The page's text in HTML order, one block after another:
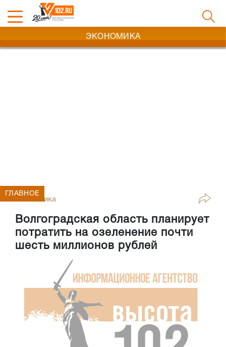
ЭКОНОМИКА
Экономика
Волгоградская область планирует
потратить на озеленение почти
шесть миллионов рублей
ГЛАВНОЕ